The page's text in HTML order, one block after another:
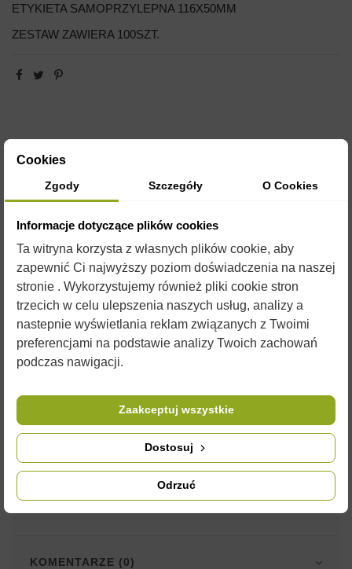
ETYKIETA SAMOPRZYLEPNA 116X50MM
ZESTAW ZAWIERA 100SZT.
Paczka etykiet samoprzylepnych na miód.
Wymiary etykiet: 116 mm na 50 mm.
Paczka zawiera 100 sztuk.
Do etykiety polecamy również nasze ciekawenakrętki
na słoiki, w naszej ofercie można znaleźć również
prezent do miodu.
Zdjęcia są ilustracją poglądową i czasami przedmioty mogą
różnić się od wyglądu w rzeczywistości. Nie zmienia to jednak
ich właściwości użytkowych.
KOMENTARZE (0)
Cookies
Zgody Szczegóły O Cookies
Informacje dotyczące plików cookies
Ta witryna korzysta z własnych plików cookie, aby
zapewnić Ci najwyższy poziom doświadczenia na naszej
stronie . Wykorzystujemy również pliki cookie stron
trzecich w celu ulepszenia naszych usług, analizy a
nastepnie wyświetlania reklam związanych z Twoimi
preferencjami na podstawie analizy Twoich zachowań
podczas nawigacji.
Odrzuć
Dostosuj
Zaakceptuj wszystkie